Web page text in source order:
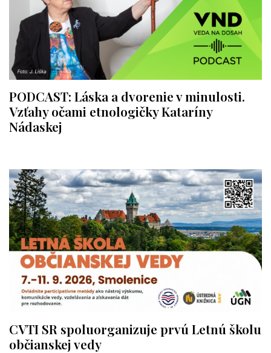
PODCAST: Láska a dvorenie v minulosti.
Vzťahy očami etnologičky Kataríny
Nádaskej
CVTI SR spoluorganizuje prvú Letnú školu
občianskej vedy